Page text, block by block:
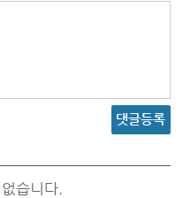
댓글등록
습니다.